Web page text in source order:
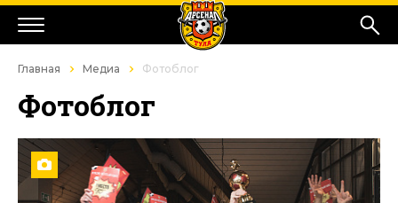
Главная Медиа Фотоблог
Фотоблог